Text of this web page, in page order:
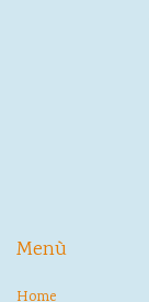
Menù
Home